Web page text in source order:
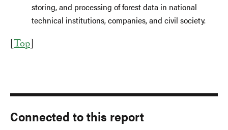
storing, and processing of forest data in national
technical institutions, companies, and civil society.
[Top]
Connected to this report